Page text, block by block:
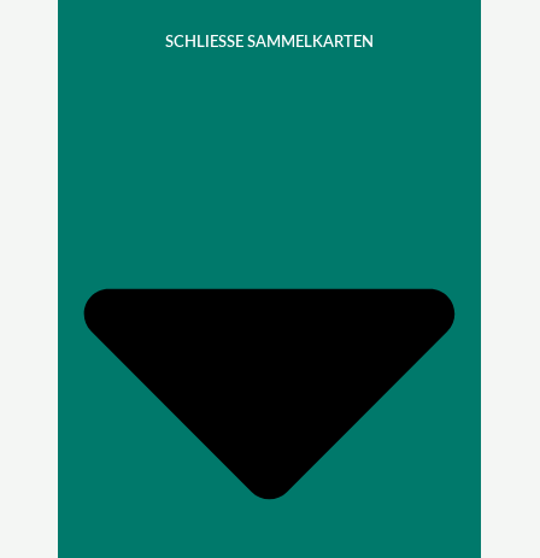
SCHLIESSE SAMMELKARTEN